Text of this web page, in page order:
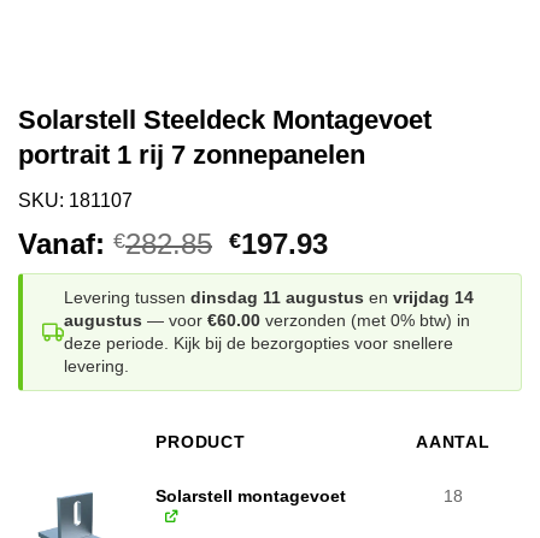
Solarstell Steeldeck Montagevoet
portrait 1 rij 7 zonnepanelen
SKU: 181107
Vanaf: €282.85 Oorspronkelijke
prijs
was:
€282.85.
€197.93Huidige
prijs
is:
€197.93.
Levering tussen dinsdag 11 augustus en vrijdag 14
augustus — voor €60.00 verzonden (met 0% btw) in
deze periode. Kijk bij de bezorgopties voor snellere
levering.
PRODUCT AANTAL
Solarstell montagevoet 18